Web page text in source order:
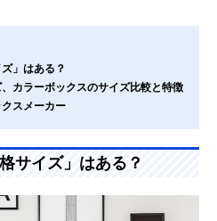
」はある？
カラーボックスのサイズ比較と特徴
スメーカー
サイズ」はある？